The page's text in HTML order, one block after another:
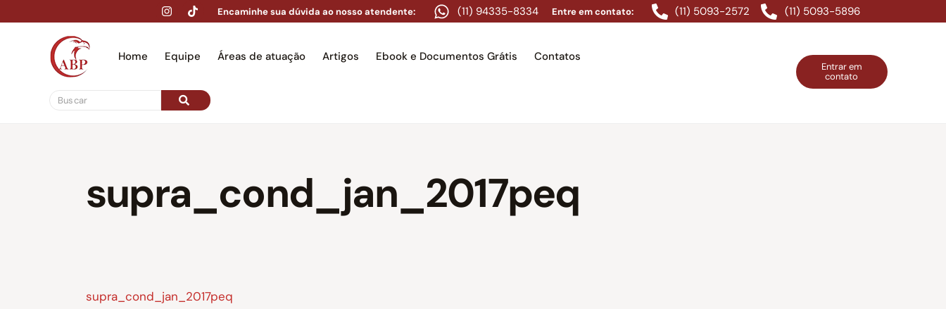
Encaminhe sua dúvida ao nosso atendente: (11) 94335-8334 Entre em contato: (11) 5093-2572 (11) 5093-5896
Home Equipe Áreas de atuação Artigos Ebook e Documentos Grátis Contatos
Entrar em
contato
supra_cond_jan_2017peq
supra_cond_jan_2017peq